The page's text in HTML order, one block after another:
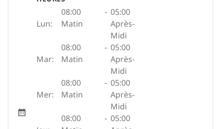
Lun:
08:00
Matin
- 05:00
Après-
Midi
Mar:
08:00
Matin
- 05:00
Après-
Midi
Mer:
08:00
Matin
- 05:00
Après-
Midi
08:00
- 05:00